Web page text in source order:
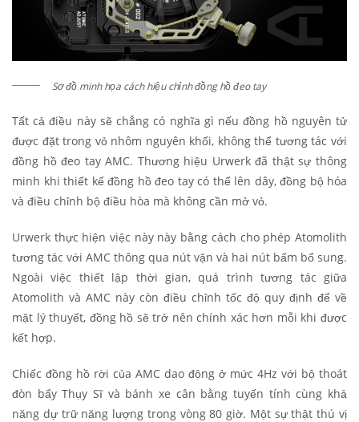
Sơ đồ minh họa cách hiệu chỉnh đồng hồ đeo tay
Tất cả điều này sẽ chẳng có nghĩa gì nếu đồng hồ nguyên tử
được đặt trong vỏ nhôm nguyên khối, không thể tương tác với
đồng hồ đeo tay AMC. Thương hiệu Urwerk đã thật sự thông
minh khi thiết kế đồng hồ đeo tay có thể lên dây, đồng bộ hóa
và điều chỉnh bộ điều hòa mà không cần mở vỏ.
Urwerk thực hiện việc này này bằng cách cho phép Atomolith
tương tác với AMC thông qua nút vặn và hai nút bấm bổ sung.
Ngoài việc thiết lập thời gian, quá trình tương tác giữa
Atomolith và AMC này còn điều chỉnh tốc độ quy định để về
mặt lý thuyết, đồng hồ sẽ trở nên chính xác hơn mỗi khi được
kết hợp.
Chiếc đồng hồ rời của AMC dao động ở mức 4Hz với bộ thoát
đòn bẩy Thụy Sĩ và bánh xe cân bằng tuyến tính cùng khả
năng dự trữ năng lượng trong vòng 80 giờ. Một sự thật thú vị